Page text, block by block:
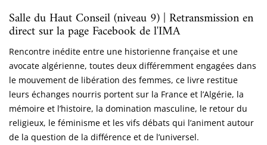
Salle du Haut Conseil (niveau 9) | Retransmission en
direct sur la page Facebook de l'IMA
Rencontre inédite entre une historienne française et une
avocate algérienne, toutes deux différemment engagées dans
le mouvement de libération des femmes, ce livre restitue
leurs échanges nourris portent sur la France et l’Algérie, la
mémoire et l’histoire, la domination masculine, le retour du
religieux, le féminisme et les vifs débats qui l’animent autour
de la question de la différence et de l’universel.